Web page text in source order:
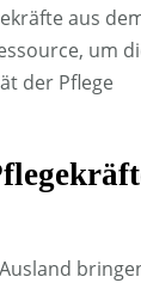
aus
um
der Pflege